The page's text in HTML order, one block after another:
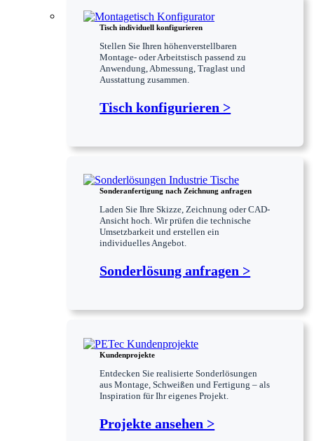
Tisch individuell konfigurieren
Stellen Sie Ihren höhenverstellbaren
Montage- oder Arbeitstisch passend zu
Anwendung, Abmessung, Traglast und
Ausstattung zusammen.
Tisch konfigurieren >
Sonderanfertigung nach Zeichnung anfragen
Laden Sie Ihre Skizze, Zeichnung oder CAD-
Ansicht hoch. Wir prüfen die technische
Umsetzbarkeit und erstellen ein
individuelles Angebot.
Sonderlösung anfragen >
Kundenprojekte
Entdecken Sie realisierte Sonderlösungen
aus Montage, Schweißen und Fertigung – als
Inspiration für Ihr eigenes Projekt.
Projekte ansehen >